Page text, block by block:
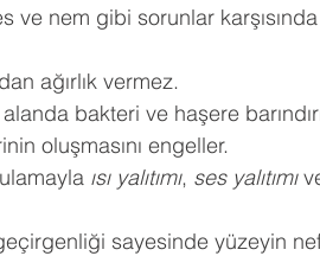
ve nem gibi sorunlar
ağırlık vermez.
bakteri ve haşere
oluşmasını engeller.
ısı yalıtımı, ses yalıtımı
sayesinde yüzeyin